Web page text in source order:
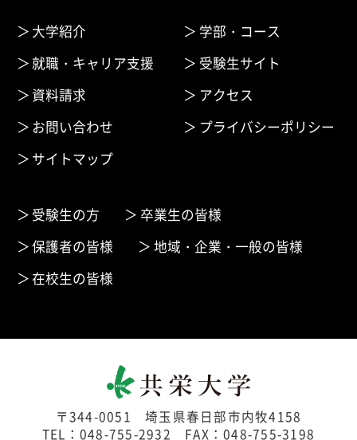
大学紹介
学部・コース
就職・キャリア支援
受験生サイト
資料請求
アクセス
お問い合わせ
プライバシーポリシー
サイトマップ
受験生の方
卒業生の皆様
保護者の皆様
地域・企業・一般の皆様
在校生の皆様
〒344-0051 埼玉県春日部市内牧4158
TEL：048-755-2932 FAX：048-755-3198